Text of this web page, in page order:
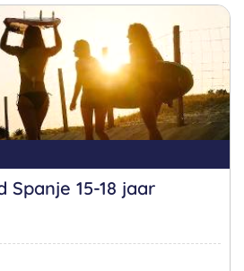
Spanje 15-18 jaar